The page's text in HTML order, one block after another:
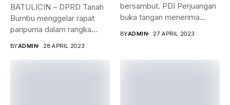
BATULICIN – DPRD Tanah
Bumbu menggelar rapat
paripurna dalam rangka
BYADMIN 28 APRIL 2023
bersambut. PDI Perjuangan
buka tangan menerima
BYADMIN 27 APRIL 2023